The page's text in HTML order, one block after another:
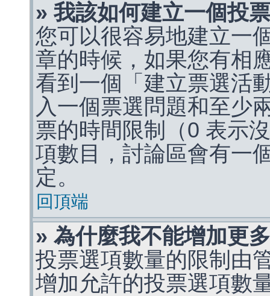
» 我該如何建立一個投
您可以很容易地建立一
章的時候，如果您有相
看到一個「建立票選活
入一個票選問題和至少
票的時間限制（0 表示
項數目，討論區會有一
定。
回頂端
» 為什麼我不能增加更
投票選項數量的限制由
增加允許的投票選項數